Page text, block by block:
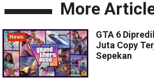
More
News
GTA 6
Juta Copy
Sepekan